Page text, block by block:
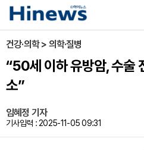
건강·의학 > 의학·질병
“50세 이하 유방암, 수술
소”
임혜정 기자
기사입력 : 2025-11-05 09:31